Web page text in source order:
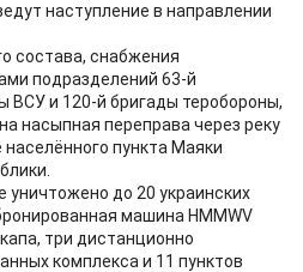
наступление в направлении
состава, снабжения
подразделений 63-й
ВСУ и 120-й бригады теробороны,
насыпная переправа через реку
пункта Маяки
до 20 украинских
машина HMMWV
три дистанционно
комплекса и 11 пунктов